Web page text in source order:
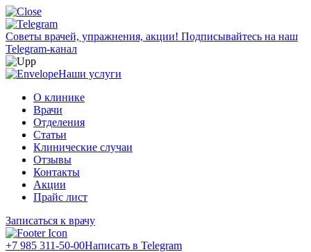
Советы врачей, упражнения, акции! Подписывайтесь на наш
Telegram-канал
Наши услуги
О клинике
Врачи
Отделения
Статьи
Клинические случаи
Отзывы
Контакты
Акции
Прайс лист
Записаться к врачу
+7 985 311-50-00Написать в Telegram